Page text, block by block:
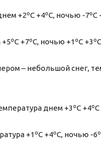
+2ºС +4ºС, ночью -7ºС
+7ºС, ночью +1ºС
– небольшой снег,
днем +3ºС
+1ºС +4ºС, ночью -